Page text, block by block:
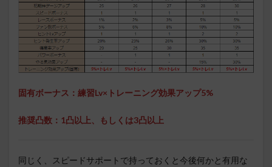
固有ボーナス：練習Lv×トレーニング効果アップ5%
推奨凸数：1凸以上、もしくは3凸以上
同じく、スピードサポートで持っておくと今後何かと有用な